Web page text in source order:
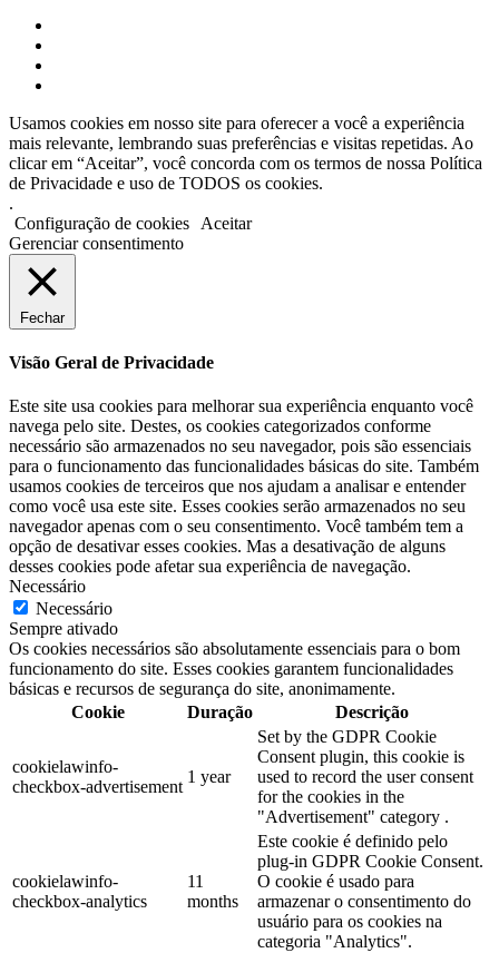
Usamos cookies em nosso site para oferecer a você a experiência
mais relevante, lembrando suas preferências e visitas repetidas. Ao
clicar em “Aceitar”, você concorda com os termos de nossa Política
de Privacidade e uso de TODOS os cookies.
.
Configuração de cookies
Aceitar
Gerenciar consentimento
Fechar
Visão Geral de Privacidade
Este site usa cookies para melhorar sua experiência enquanto você
navega pelo site. Destes, os cookies categorizados conforme
necessário são armazenados no seu navegador, pois são essenciais
para o funcionamento das funcionalidades básicas do site. Também
usamos cookies de terceiros que nos ajudam a analisar e entender
como você usa este site. Esses cookies serão armazenados no seu
navegador apenas com o seu consentimento. Você também tem a
opção de desativar esses cookies. Mas a desativação de alguns
desses cookies pode afetar sua experiência de navegação.
Necessário
Necessário
Sempre ativado
Os cookies necessários são absolutamente essenciais para o bom
funcionamento do site. Esses cookies garantem funcionalidades
básicas e recursos de segurança do site, anonimamente.
Cookie
Duração Descrição
cookielawinfo-
checkbox-advertisement
1 year
Set by the GDPR Cookie
Consent plugin, this cookie is
used to record the user consent
for the cookies in the
"Advertisement" category .
cookielawinfo-
checkbox-analytics
11
months
Este cookie é definido pelo
plug-in GDPR Cookie Consent.
O cookie é usado para
armazenar o consentimento do
usuário para os cookies na
categoria "Analytics".